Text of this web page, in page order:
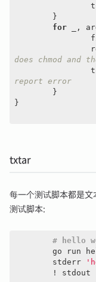
for _,
does chmod and
report error
}
txtar
每一个测试脚本都是文
测试脚本:
# hello
	stderr